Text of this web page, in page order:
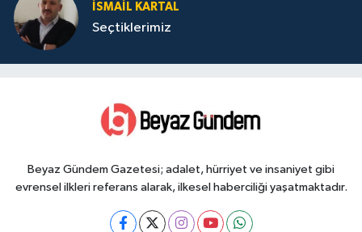
İSMAIL KARTAL
Seçtiklerimiz
Beyaz Gündem Gazetesi; adalet, hürriyet ve insaniyet gibi
evrensel ilkleri referans alarak, ilkesel haberciliği yaşatmaktadır.